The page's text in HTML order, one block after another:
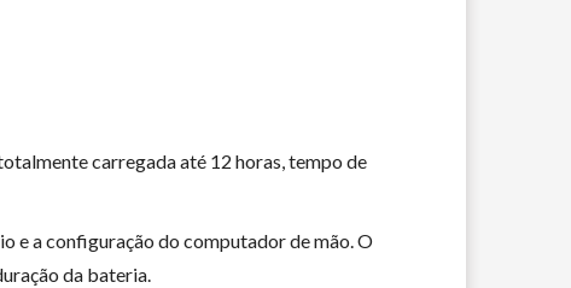
carregada até 12 horas, tempo de
e a configuração do computador de mão. O
da bateria.